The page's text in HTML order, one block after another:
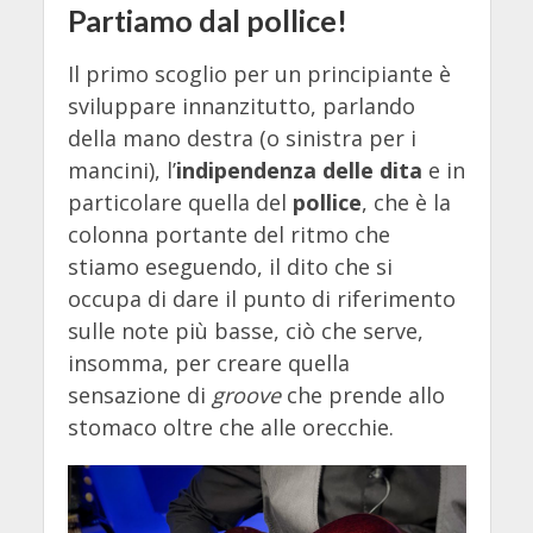
Partiamo dal pollice!
Il primo scoglio per un principiante è
sviluppare innanzitutto, parlando
della mano destra (o sinistra per i
mancini), l’indipendenza delle dita e in
particolare quella del pollice, che è la
colonna portante del ritmo che
stiamo eseguendo, il dito che si
occupa di dare il punto di riferimento
sulle note più basse, ciò che serve,
insomma, per creare quella
sensazione di groove che prende allo
stomaco oltre che alle orecchie.